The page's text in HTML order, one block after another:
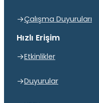
Çalışma Duyuruları
Hızlı Erişim
Etkinlikler
Duyurular